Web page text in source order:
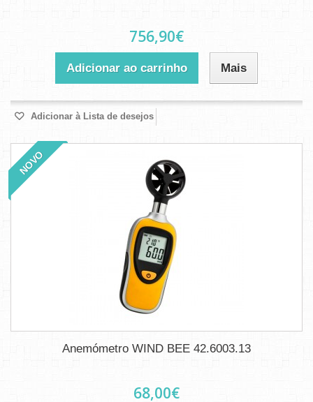
756,90€
Adicionar ao carrinho Mais
Adicionar à Lista de desejos
NOVO
Anemómetro WIND BEE 42.6003.13
68,00€